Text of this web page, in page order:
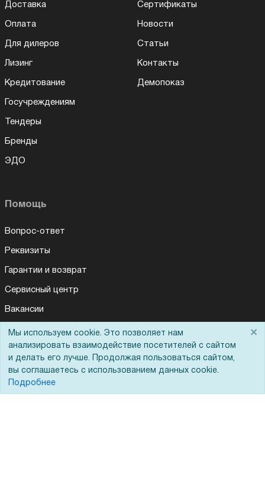
Доставка
Оплата
Для дилеров
Лизинг
Кредитование
Госучреждениям
Тендеры
Бренды
ЭДО
Сертификаты
Новости
Статьи
Контакты
Демопоказ
Помощь
Вопрос-ответ
Реквизиты
Гарантии и возврат
Сервисный центр
Вакансии
Обратная связь
Для Таможенного союза
Мы используем cookie. Это позволяет нам
анализировать взаимодействие посетителей с сайтом
и делать его лучше. Продолжая пользоваться сайтом,
вы соглашаетесь с использованием данных cookie.
Подробнее
×